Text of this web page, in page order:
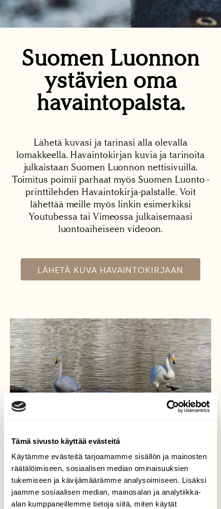
Tämä sivusto käyttää evästeitä
Käytämme evästeitä tarjoamamme sisällön ja mainosten
räätälöimiseen, sosiaalisen median ominaisuuksien
tukemiseen ja kävijämäärämme analysoimiseen. Lisäksi
jaamme sosiaalisen median, mainosalan ja analytiikka-
alan kumppaneillemme tietoja siitä, miten käytät
Suomen Luonnon
ystävien oma
havaintopalsta.
Lähetä kuvasi ja tarinasi alla olevalla
lomakkeella. Havaintokirjan kuvia ja tarinoita
julkaistaan Suomen Luonnon nettisivuilla.
Toimitus poimii parhaat myös Suomen Luonto -
printtilehden Havaintokirja-palstalle. Voit
lähettää meille myös linkin esimerkiksi
Youtubessa tai Vimeossa julkaisemaasi
luontoaiheiseen videoon.
LÄHETÄ KUVA HAVAINTOKIRJAAN
Tomeraa touhua
Puuhakkaita joutsenia Oulujoella Vaalassa